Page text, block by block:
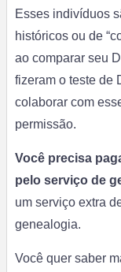
Esses indivíduos
históricos ou de
ao comparar seu
fizeram o teste de
colaborar com
permissão.
Você precisa
pelo serviço de
um serviço extra
genealogia.
Você quer saber